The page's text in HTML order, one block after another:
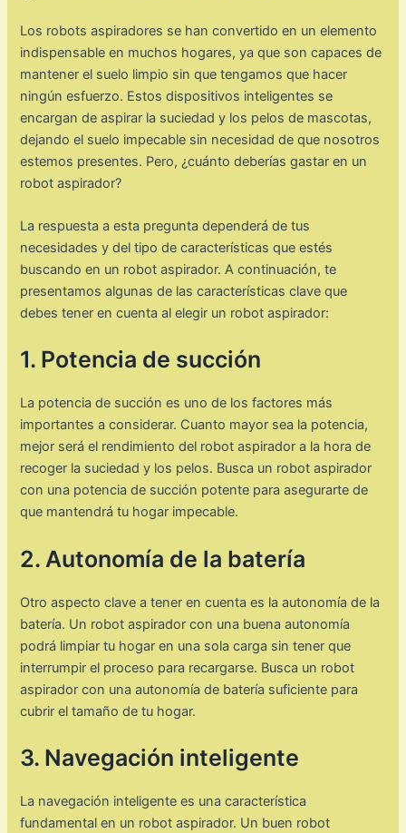
Los robots aspiradores se han convertido en un elemento
indispensable en muchos hogares, ya que son capaces de
mantener el suelo limpio sin que tengamos que hacer
ningún esfuerzo. Estos dispositivos inteligentes se
encargan de aspirar la suciedad y los pelos de mascotas,
dejando el suelo impecable sin necesidad de que nosotros
estemos presentes. Pero, ¿cuánto deberías gastar en un
robot aspirador?
La respuesta a esta pregunta dependerá de tus
necesidades y del tipo de características que estés
buscando en un robot aspirador. A continuación, te
presentamos algunas de las características clave que
debes tener en cuenta al elegir un robot aspirador:
1. Potencia de succión
La potencia de succión es uno de los factores más
importantes a considerar. Cuanto mayor sea la potencia,
mejor será el rendimiento del robot aspirador a la hora de
recoger la suciedad y los pelos. Busca un robot aspirador
con una potencia de succión potente para asegurarte de
que mantendrá tu hogar impecable.
2. Autonomía de la batería
Otro aspecto clave a tener en cuenta es la autonomía de la
batería. Un robot aspirador con una buena autonomía
podrá limpiar tu hogar en una sola carga sin tener que
interrumpir el proceso para recargarse. Busca un robot
aspirador con una autonomía de batería suficiente para
cubrir el tamaño de tu hogar.
3. Navegación inteligente
La navegación inteligente es una característica
fundamental en un robot aspirador. Un buen robot